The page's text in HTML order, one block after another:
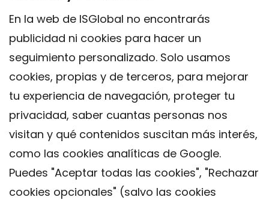
En la web de ISGlobal no encontrarás
publicidad ni cookies para hacer un
seguimiento personalizado. Solo usamos
cookies, propias y de terceros, para mejorar
tu experiencia de navegación, proteger tu
privacidad, saber cuantas personas nos
visitan y qué contenidos suscitan más interés,
como las cookies analíticas de Google.
Puedes "Aceptar todas las cookies", "Rechazar
cookies opcionales" (salvo las cookies